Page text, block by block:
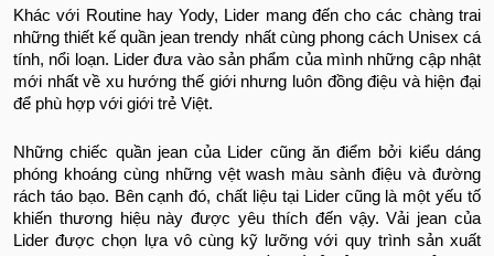
Khác với Routine hay Yody, Lider mang đến cho các chàng trai
những thiết kế quần jean trendy nhất cùng phong cách Unisex cá
tính, nổi loạn. Lider đưa vào sản phẩm của mình những cập nhật
mới nhất về xu hướng thế giới nhưng luôn đồng điệu và hiện đại
để phù hợp với giới trẻ Việt.
Những chiếc quần jean của Lider cũng ăn điểm bởi kiểu dáng
phóng khoáng cùng những vệt wash màu sành điệu và đường
rách táo bạo. Bên cạnh đó, chất liệu tại Lider cũng là một yếu tố
khiến thương hiệu này được yêu thích đến vậy. Vải jean của
Lider được chọn lựa vô cùng kỹ lưỡng với quy trình sản xuất